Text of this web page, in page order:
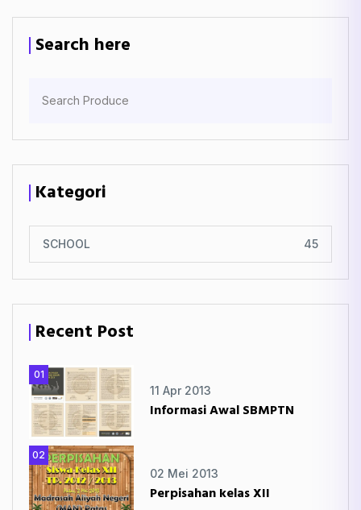
Search here
Kategori
SCHOOL 45
Recent Post
01
11 Apr 2013
Informasi Awal SBMPTN
02
02 Mei 2013
Perpisahan kelas XII